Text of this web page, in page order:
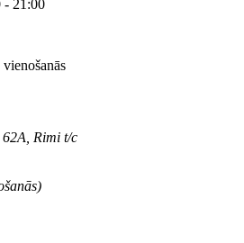
- 21:00
Rimi t/c